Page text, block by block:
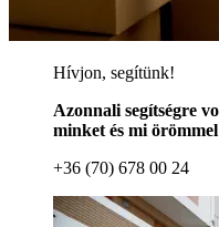
Hívjon, segítünk!
Azonnali segítségre
minket és mi
+36 (70) 678 00 24